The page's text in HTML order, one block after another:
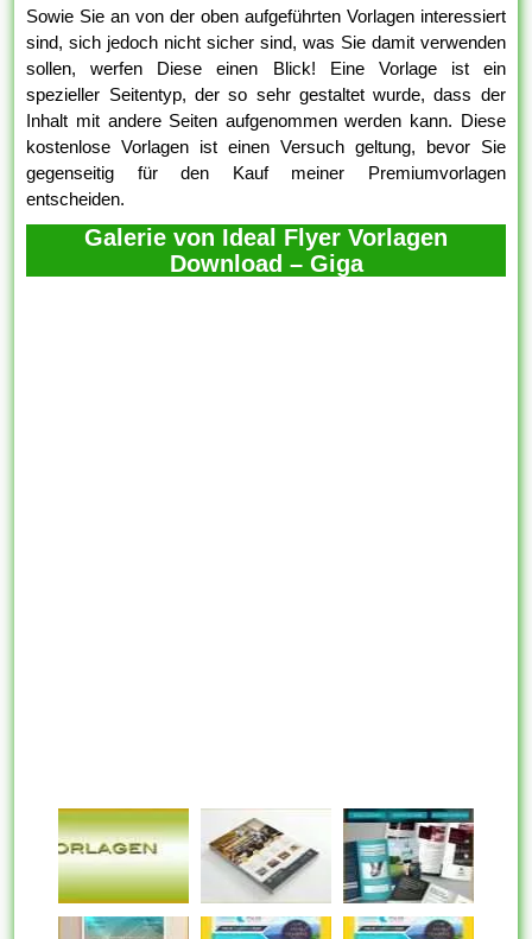
Sowie Sie an von der oben aufgeführten Vorlagen interessiert
sind, sich jedoch nicht sicher sind, was Sie damit verwenden
sollen, werfen Diese einen Blick! Eine Vorlage ist ein
spezieller Seitentyp, der so sehr gestaltet wurde, dass der
Inhalt mit andere Seiten aufgenommen werden kann. Diese
kostenlose Vorlagen ist einen Versuch geltung, bevor Sie
gegenseitig für den Kauf meiner Premiumvorlagen
entscheiden.
Galerie von Ideal Flyer Vorlagen
Download – Giga